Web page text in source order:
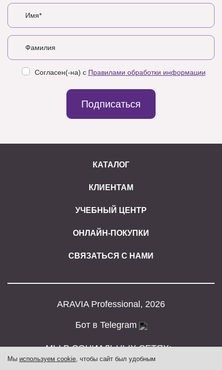
Согласен(-на) с Правилами обработки информации
Подписаться
КАТАЛОГ
КЛИЕНТАМ
УЧЕБНЫЙ ЦЕНТР
ОНЛАЙН-ПОКУПКИ
СВЯЗАТЬСЯ С НАМИ
ARAVIA Professional, 2026
Бот в Telegram
МЫ В СОЦИАЛЬНЫХ СЕТЯХ:
Мы используем cookie, чтобы сайт был удобным